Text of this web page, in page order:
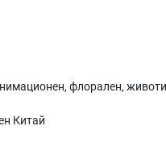
флорален,
Китай